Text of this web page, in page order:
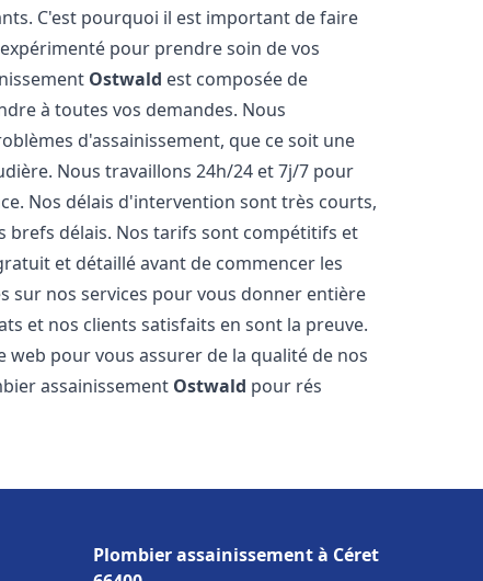
C'est pourquoi il est important de faire
expérimenté pour prendre soin de vos
Ostwald est composée de
à toutes vos demandes. Nous
d'assainissement, que ce soit une
Nous travaillons 24h/24 et 7j/7 pour
Nos délais d'intervention sont très courts,
brefs délais. Nos tarifs sont compétitifs et
et détaillé avant de commencer les
sur nos services pour vous donner entière
et nos clients satisfaits en sont la preuve.
pour vous assurer de la qualité de nos
assainissement Ostwald pour rés
Plombier assainissement à Céret